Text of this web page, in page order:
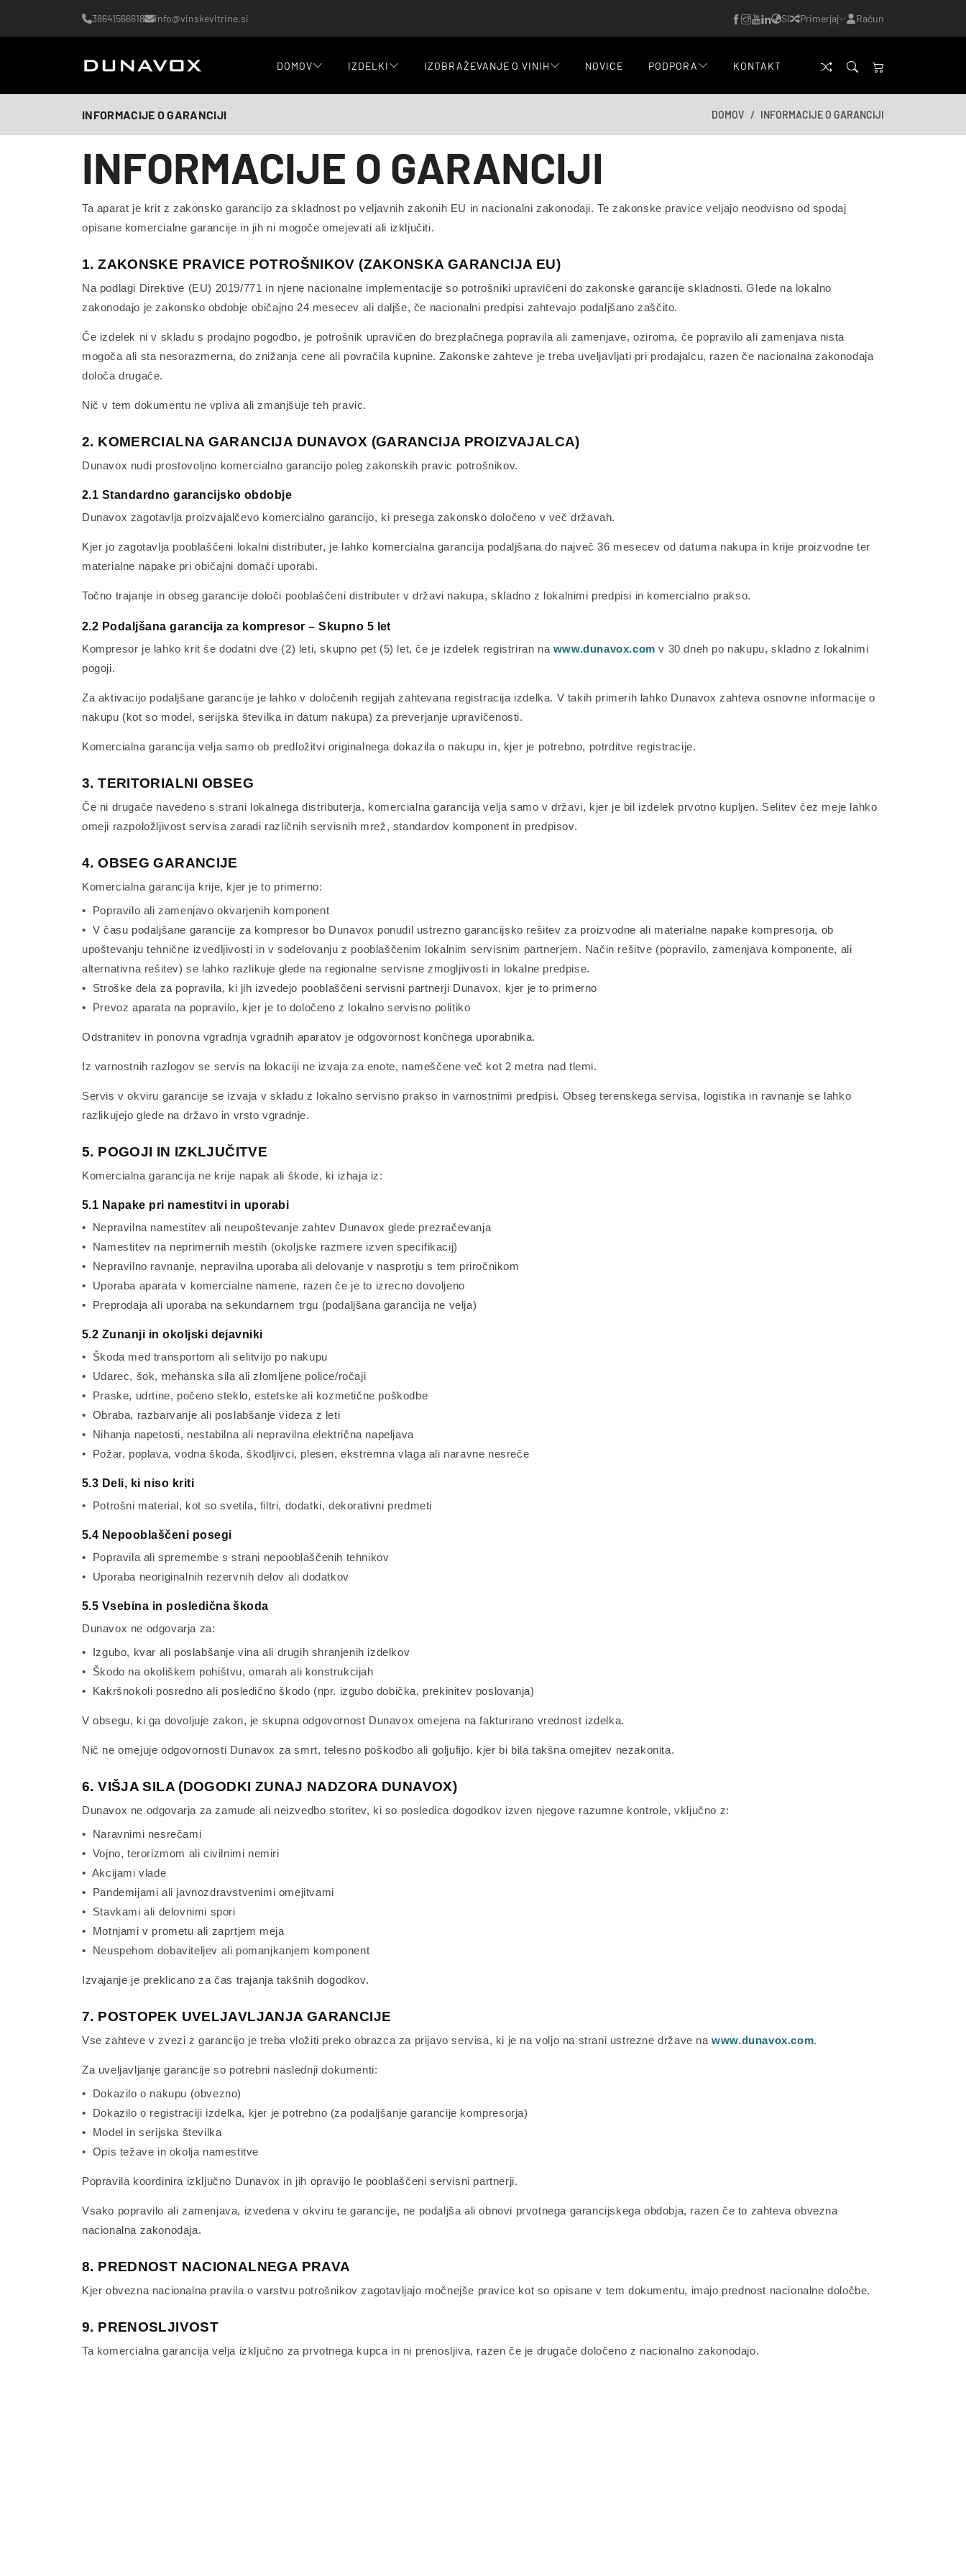
38641566618 info@vinskevitrine.si SI Primerjaj Račun
DOMOV IZDELKI IZOBRAŽEVANJE O VINIH NOVICE PODPORA KONTAKT
INFORMACIJE O GARANCIJI DOMOV INFORMACIJE O GARANCIJI
INFORMACIJE O GARANCIJI
Ta aparat je krit z zakonsko garancijo za skladnost po veljavnih zakonih EU in nacionalni zakonodaji. Te zakonske pravice veljajo neodvisno od spodaj
opisane komercialne garancije in jih ni mogoče omejevati ali izključiti.
1. ZAKONSKE PRAVICE POTROŠNIKOV (ZAKONSKA GARANCIJA EU)
Na podlagi Direktive (EU) 2019/771 in njene nacionalne implementacije so potrošniki upravičeni do zakonske garancije skladnosti. Glede na lokalno
zakonodajo je zakonsko obdobje običajno 24 mesecev ali daljše, če nacionalni predpisi zahtevajo podaljšano zaščito.
Če izdelek ni v skladu s prodajno pogodbo, je potrošnik upravičen do brezplačnega popravila ali zamenjave, oziroma, če popravilo ali zamenjava nista
mogoča ali sta nesorazmerna, do znižanja cene ali povračila kupnine. Zakonske zahteve je treba uveljavljati pri prodajalcu, razen če nacionalna zakonodaja
določa drugače.
Nič v tem dokumentu ne vpliva ali zmanjšuje teh pravic.
2. KOMERCIALNA GARANCIJA DUNAVOX (GARANCIJA PROIZVAJALCA)
Dunavox nudi prostovoljno komercialno garancijo poleg zakonskih pravic potrošnikov.
2.1 Standardno garancijsko obdobje
Dunavox zagotavlja proizvajalčevo komercialno garancijo, ki presega zakonsko določeno v več državah.
Kjer jo zagotavlja pooblaščeni lokalni distributer, je lahko komercialna garancija podaljšana do največ 36 mesecev od datuma nakupa in krije proizvodne ter
materialne napake pri običajni domači uporabi.
Točno trajanje in obseg garancije določi pooblaščeni distributer v državi nakupa, skladno z lokalnimi predpisi in komercialno prakso.
2.2 Podaljšana garancija za kompresor – Skupno 5 let
Kompresor je lahko krit še dodatni dve (2) leti, skupno pet (5) let, če je izdelek registriran na www.dunavox.com v 30 dneh po nakupu, skladno z lokalnimi
pogoji.
Za aktivacijo podaljšane garancije je lahko v določenih regijah zahtevana registracija izdelka. V takih primerih lahko Dunavox zahteva osnovne informacije o
nakupu (kot so model, serijska številka in datum nakupa) za preverjanje upravičenosti.
Komercialna garancija velja samo ob predložitvi originalnega dokazila o nakupu in, kjer je potrebno, potrditve registracije.
3. TERITORIALNI OBSEG
Če ni drugače navedeno s strani lokalnega distributerja, komercialna garancija velja samo v državi, kjer je bil izdelek prvotno kupljen. Selitev čez meje lahko
omeji razpoložljivost servisa zaradi različnih servisnih mrež, standardov komponent in predpisov.
4. OBSEG GARANCIJE
Komercialna garancija krije, kjer je to primerno:
• Popravilo ali zamenjavo okvarjenih komponent
• V času podaljšane garancije za kompresor bo Dunavox ponudil ustrezno garancijsko rešitev za proizvodne ali materialne napake kompresorja, ob
upoštevanju tehnične izvedljivosti in v sodelovanju z pooblaščenim lokalnim servisnim partnerjem. Način rešitve (popravilo, zamenjava komponente, ali
alternativna rešitev) se lahko razlikuje glede na regionalne servisne zmogljivosti in lokalne predpise.
• Stroške dela za popravila, ki jih izvedejo pooblaščeni servisni partnerji Dunavox, kjer je to primerno
• Prevoz aparata na popravilo, kjer je to določeno z lokalno servisno politiko
Odstranitev in ponovna vgradnja vgradnih aparatov je odgovornost končnega uporabnika.
Iz varnostnih razlogov se servis na lokaciji ne izvaja za enote, nameščene več kot 2 metra nad tlemi.
Servis v okviru garancije se izvaja v skladu z lokalno servisno prakso in varnostnimi predpisi. Obseg terenskega servisa, logistika in ravnanje se lahko
razlikujejo glede na državo in vrsto vgradnje.
5. POGOJI IN IZKLJUČITVE
Komercialna garancija ne krije napak ali škode, ki izhaja iz:
5.1 Napake pri namestitvi in uporabi
• Nepravilna namestitev ali neupoštevanje zahtev Dunavox glede prezračevanja
• Namestitev na neprimernih mestih (okoljske razmere izven specifikacij)
• Nepravilno ravnanje, nepravilna uporaba ali delovanje v nasprotju s tem priročnikom
• Uporaba aparata v komercialne namene, razen če je to izrecno dovoljeno
• Preprodaja ali uporaba na sekundarnem trgu (podaljšana garancija ne velja)
5.2 Zunanji in okoljski dejavniki
• Škoda med transportom ali selitvijo po nakupu
• Udarec, šok, mehanska sila ali zlomljene police/ročaji
• Praske, udrtine, počeno steklo, estetske ali kozmetične poškodbe
• Obraba, razbarvanje ali poslabšanje videza z leti
• Nihanja napetosti, nestabilna ali nepravilna električna napeljava
• Požar, poplava, vodna škoda, škodljivci, plesen, ekstremna vlaga ali naravne nesreče
5.3 Deli, ki niso kriti
• Potrošni material, kot so svetila, filtri, dodatki, dekorativni predmeti
5.4 Nepooblaščeni posegi
• Popravila ali spremembe s strani nepooblaščenih tehnikov
• Uporaba neoriginalnih rezervnih delov ali dodatkov
5.5 Vsebina in posledična škoda
Dunavox ne odgovarja za:
• Izgubo, kvar ali poslabšanje vina ali drugih shranjenih izdelkov
• Škodo na okoliškem pohištvu, omarah ali konstrukcijah
• Kakršnokoli posredno ali posledično škodo (npr. izgubo dobička, prekinitev poslovanja)
V obsegu, ki ga dovoljuje zakon, je skupna odgovornost Dunavox omejena na fakturirano vrednost izdelka.
Nič ne omejuje odgovornosti Dunavox za smrt, telesno poškodbo ali goljufijo, kjer bi bila takšna omejitev nezakonita.
6. VIŠJA SILA (DOGODKI ZUNAJ NADZORA DUNAVOX)
Dunavox ne odgovarja za zamude ali neizvedbo storitev, ki so posledica dogodkov izven njegove razumne kontrole, vključno z:
• Naravnimi nesrečami
• Vojno, terorizmom ali civilnimi nemiri
• Akcijami vlade
• Pandemijami ali javnozdravstvenimi omejitvami
• Stavkami ali delovnimi spori
• Motnjami v prometu ali zaprtjem meja
• Neuspehom dobaviteljev ali pomanjkanjem komponent
Izvajanje je preklicano za čas trajanja takšnih dogodkov.
7. POSTOPEK UVELJAVLJANJA GARANCIJE
Vse zahteve v zvezi z garancijo je treba vložiti preko obrazca za prijavo servisa, ki je na voljo na strani ustrezne države nawww.dunavox.com.
Za uveljavljanje garancije so potrebni naslednji dokumenti:
• Dokazilo o nakupu (obvezno)
• Dokazilo o registraciji izdelka, kjer je potrebno (za podaljšanje garancije kompresorja)
• Model in serijska številka
• Opis težave in okolja namestitve
Popravila koordinira izključno Dunavox in jih opravijo le pooblaščeni servisni partnerji.
Vsako popravilo ali zamenjava, izvedena v okviru te garancije, ne podaljša ali obnovi prvotnega garancijskega obdobja, razen če to zahteva obvezna
nacionalna zakonodaja.
8. PREDNOST NACIONALNEGA PRAVA
Kjer obvezna nacionalna pravila o varstvu potrošnikov zagotavljajo močnejše pravice kot so opisane v tem dokumentu, imajo prednost nacionalne določbe.
9. PRENOSLJIVOST
Ta komercialna garancija velja izključno za prvotnega kupca in ni prenosljiva, razen če je drugače določeno z nacionalno zakonodajo.